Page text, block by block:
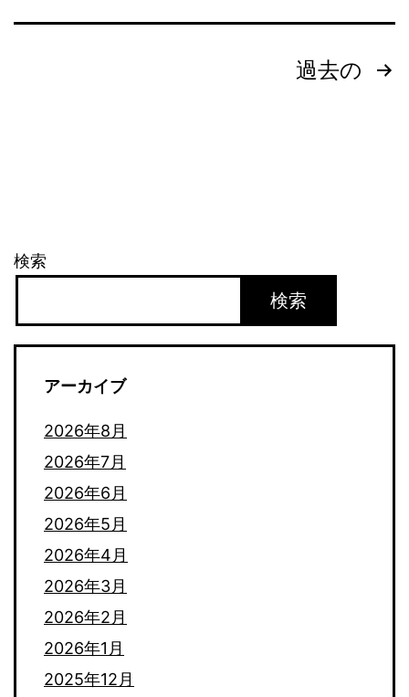
ジ
送
過去の
検索
検索
アーカイブ
2026年8月
2026年7月
2026年6月
2026年5月
2026年4月
2026年3月
2026年2月
2026年1月
2025年12月